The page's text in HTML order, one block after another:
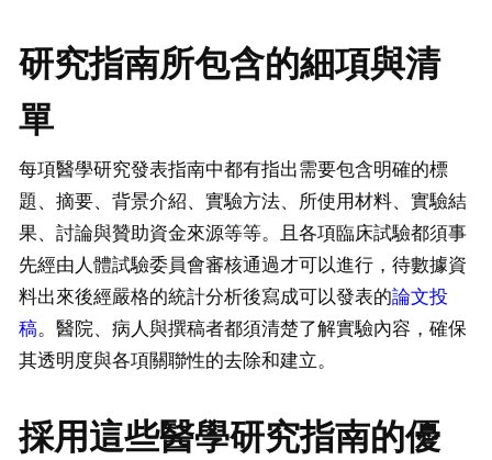
研究指南所包含的細項與清
單
每項醫學研究發表指南中都有指出需要包含明確的標
題、摘要、背景介紹、實驗方法、所使用材料、實驗結
果、討論與贊助資金來源等等。且各項臨床試驗都須事
先經由人體試驗委員會審核通過才可以進行，待數據資
料出來後經嚴格的統計分析後寫成可以發表的論文投
稿。醫院、病人與撰稿者都須清楚了解實驗內容，確保
其透明度與各項關聯性的去除和建立。
採用這些醫學研究指南的優